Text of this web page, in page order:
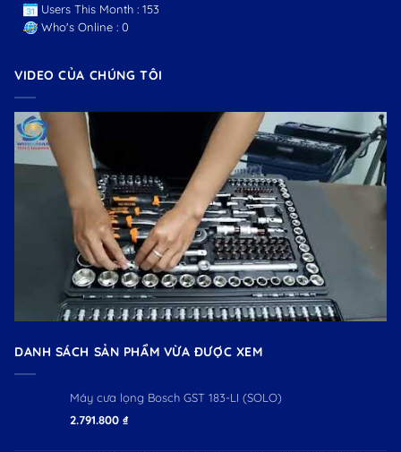
Users This Month : 153
Who's Online : 0
VIDEO CỦA CHÚNG TÔI
DANH SÁCH SẢN PHẨM VỪA ĐƯỢC XEM
Máy cưa lọng Bosch GST 183-LI (SOLO)
2.791.800 ₫